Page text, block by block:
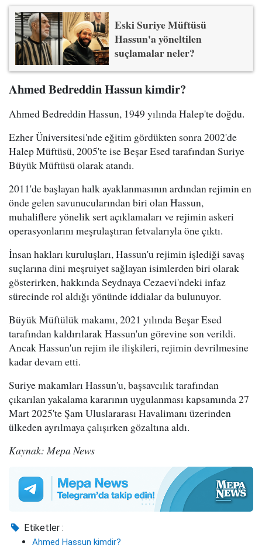
Eski Suriye Müftüsü
Hassun'a yöneltilen
suçlamalar neler?
Ahmed Bedreddin Hassun kimdir?
Ahmed Bedreddin Hassun, 1949 yılında Halep'te doğdu.
Ezher Üniversitesi'nde eğitim gördükten sonra 2002'de
Halep Müftüsü, 2005'te ise Beşar Esed tarafından Suriye
Büyük Müftüsü olarak atandı.
2011'de başlayan halk ayaklanmasının ardından rejimin en
önde gelen savunucularından biri olan Hassun,
muhaliflere yönelik sert açıklamaları ve rejimin askeri
operasyonlarını meşrulaştıran fetvalarıyla öne çıktı.
İnsan hakları kuruluşları, Hassun'u rejimin işlediği savaş
suçlarına dini meşruiyet sağlayan isimlerden biri olarak
gösterirken, hakkında Seydnaya Cezaevi'ndeki infaz
sürecinde rol aldığı yönünde iddialar da bulunuyor.
Büyük Müftülük makamı, 2021 yılında Beşar Esed
tarafından kaldırılarak Hassun'un görevine son verildi.
Ancak Hassun'un rejim ile ilişkileri, rejimin devrilmesine
kadar devam etti.
Suriye makamları Hassun'u, başsavcılık tarafından
çıkarılan yakalama kararının uygulanması kapsamında 27
Mart 2025'te Şam Uluslararası Havalimanı üzerinden
ülkeden ayrılmaya çalışırken gözaltına aldı.
Kaynak: Mepa News
Etiketler :
Ahmed Hassun kimdir?